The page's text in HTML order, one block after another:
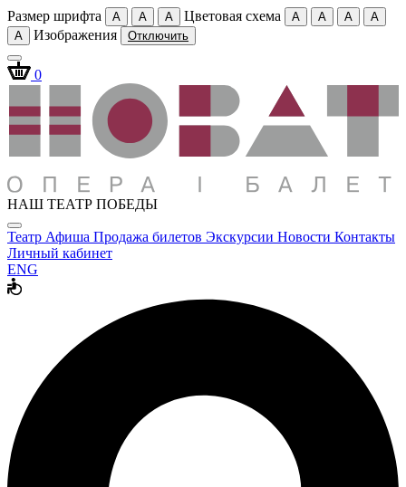
Размер шрифта A A A Цветовая схема A A A
A
A
Изображения Отключить
0
НАШ ТЕАТР ПОБЕДЫ
Театр Афиша Продажа билетов Экскурсии Новости Контакты
Личный кабинет
ENG